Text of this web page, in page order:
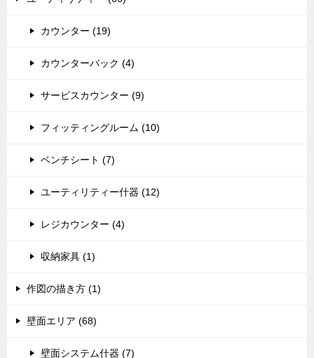
カウンター (19)
カウンターバック (4)
サービスカウンター (9)
フィッティングルーム (10)
ベンチシート (7)
ユーティリティー什器 (12)
レジカウンター (4)
収納家具 (1)
作図の描き方 (1)
壁面エリア (68)
壁面システム什器 (7)